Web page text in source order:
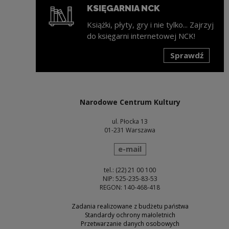
KSIĘGARNIA NCK
Książki, płyty, gry i nie tylko... Zajrzyj
do księgarni internetowej NCK!
Sprawdź
Narodowe Centrum Kultury
ul. Płocka 13
01-231 Warszawa
wyślij wiadomość
e-mail
tel.: (22) 21 00 100
NIP: 525-235-83-53
REGON: 140-468-418
Zadania realizowane z budżetu państwa
Standardy ochrony małoletnich
Przetwarzanie danych osobowych